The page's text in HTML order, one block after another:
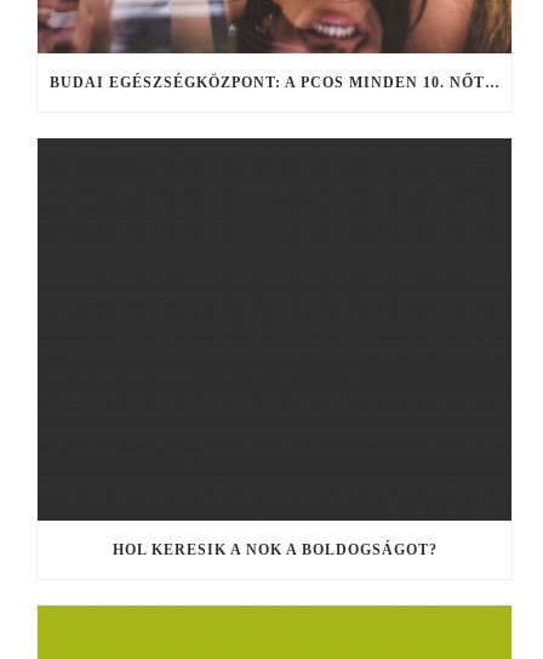
BUDAI EGÉSZSÉGKÖZPONT: A PCOS MINDEN 10. NŐT ÉRINT (X)
HOL KERESIK A NOK A BOLDOGSÁGOT?